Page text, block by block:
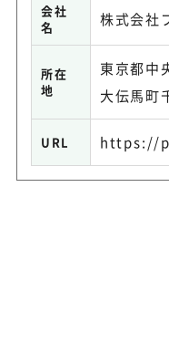
会社
名
株式会社
所在
地
東京都中
大伝馬町
URL https://